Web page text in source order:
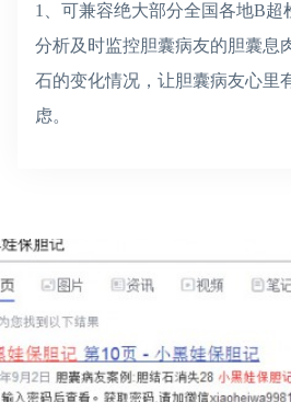
1、可兼容绝大部分全国各地B超
分析及时监控胆囊病友的胆囊息
石的变化情况，让胆囊病友心里
虑。